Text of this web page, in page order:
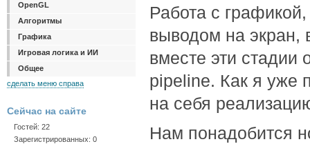
Работа с
выводом на экран,
вместе эти стадии
pipeline. Как я уже
на себя
Нам понадобится
OpenGL
Алгоритмы
Графика
Игровая логика и ИИ
Общее
сделать меню справа
Сейчас на сайте
Гостей: 22
Зарегистрированных: 0